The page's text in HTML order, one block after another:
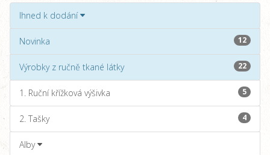
Ihned k dodání
Novinka 12
Výrobky z ručně tkané látky 22
1. Ruční křížková výšivka 5
2. Tašky 4
Alby